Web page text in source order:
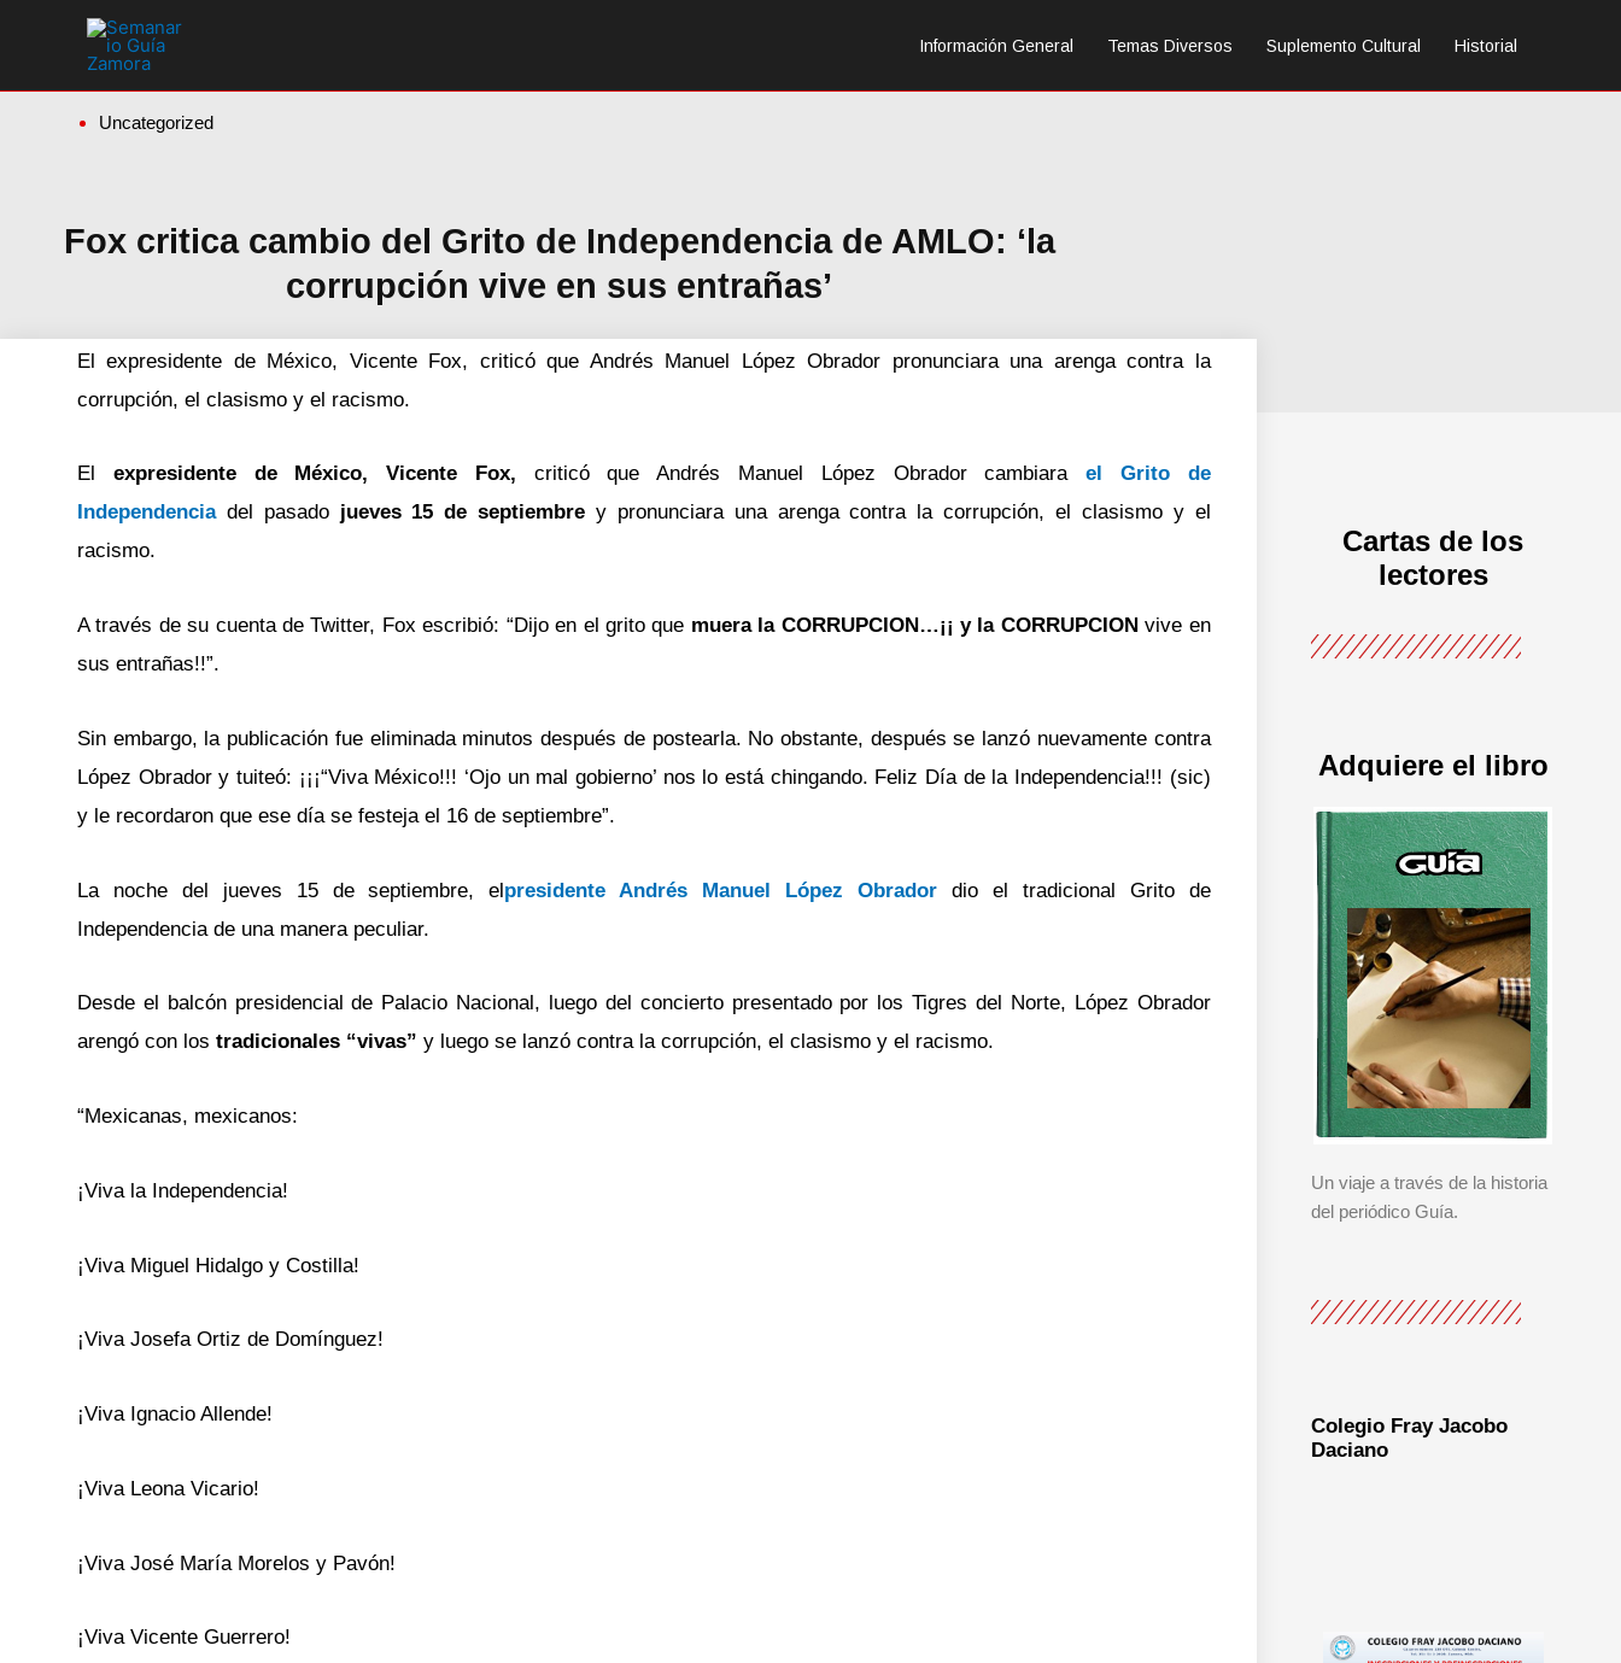
Información General Temas Diversos Suplemento Cultural Historial
Uncategorized
Fox critica cambio del Grito de Independencia de AMLO: ‘la
corrupción vive en sus entrañas’
El expresidente de México, Vicente Fox, criticó que Andrés Manuel López Obrador pronunciara una arenga contra la
corrupción, el clasismo y el racismo.
El expresidente de México, Vicente Fox, criticó que Andrés Manuel López Obrador cambiarael Grito de
Independenciadel pasadojueves 15 de septiembrey pronunciara una arenga contra la corrupción, el clasismo y el
racismo.
A través de su cuenta de Twitter, Fox escribió: “Dijo en el grito que muera la CORRUPCION…¡¡ y la CORRUPCIONvive en
sus entrañas!!”.
Sin embargo, la publicación fue eliminada minutos después de postearla. No obstante, después se lanzó nuevamente contra
López Obrador y tuiteó: ¡¡¡“Viva México!!! ‘Ojo un mal gobierno’ nos lo está chingando. Feliz Día de la Independencia!!! (sic)
y le recordaron que ese día se festeja el 16 de septiembre”.
La noche del jueves 15 de septiembre, elpresidente Andrés Manuel López Obrador
dio el tradicional Grito de
Independencia de una manera peculiar.
Desde el balcón presidencial de Palacio Nacional, luego del concierto presentado por los Tigres del Norte, López Obrador
arengó con los tradicionales “vivas” y luego se lanzó contra la corrupción, el clasismo y el racismo.
“Mexicanas, mexicanos:
¡Viva la Independencia!
¡Viva Miguel Hidalgo y Costilla!
¡Viva Josefa Ortiz de Domínguez!
¡Viva Ignacio Allende!
¡Viva Leona Vicario!
¡Viva José María Morelos y Pavón!
¡Viva Vicente Guerrero!
Cartas de los
lectores
Adquiere el libro
Un viaje a través de la historia
del periódico Guía.
Colegio Fray Jacobo
Daciano